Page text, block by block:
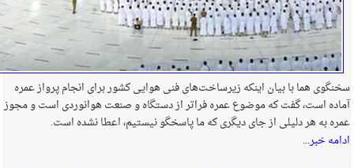
سخنگوی هما با بیان اینکه زیرساخت‌های فنی هوایی کشور برای انجام پرواز عمره
آماده است، گفت که موضوع عمره فراتر از دستگاه و صنعت هوانوردی است و مجوز
عمره به هر دلیلی از جای دیگری که ما پاسخگو نیستیم، اعطا نشده است.
ادامه خبر...